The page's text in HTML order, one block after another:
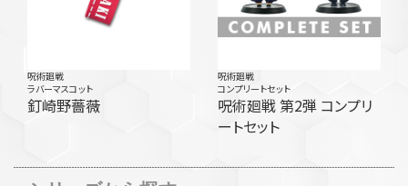
呪術廻戦
ラバーマスコット
釘崎野薔薇
呪術廻戦
コンプリートセット
呪術廻戦 第2弾 コンプリ
ートセット